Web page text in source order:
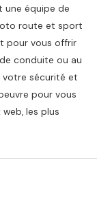
une équipe de
route et sport
pour vous offrir
conduite ou au
votre sécurité et
pour vous
les plus